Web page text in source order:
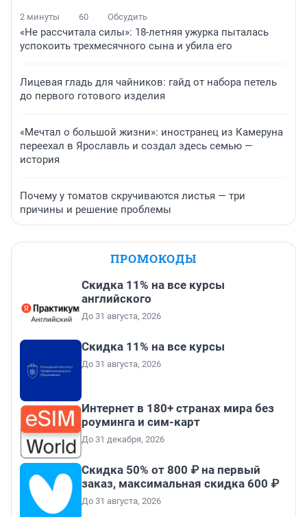
2 минуты 60 Обсудить
«Не рассчитала силы»: 18-летняя ужурка пыталась
успокоить трехмесячного сына и убила его
Лицевая гладь для чайников: гайд от набора петель
до первого готового изделия
«Мечтал о большой жизни»: иностранец из Камеруна
переехал в Ярославль и создал здесь семью —
история
Почему у томатов скручиваются листья — три
причины и решение проблемы
ПРОМОКОДЫ
Скидка 11% на все курсы
английского
До 31 августа, 2026
Скидка 11% на все курсы
До 31 августа, 2026
Интернет в 180+ странах мира без
роуминга и сим-карт
До 31 декабря, 2026
Скидка 50% от 800 ₽ на первый
заказ, максимальная скидка 600 ₽
До 31 августа, 2026